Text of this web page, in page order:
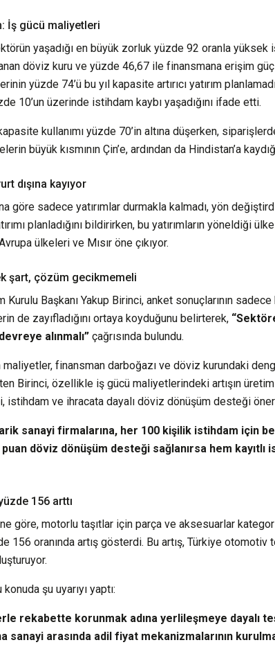
İş gücü maliyetleri
yaşadığı en büyük zorluk yüzde 92 oranla
döviz kuru ve yüzde 46,67 ile finansmana erişim
yüzde 74’ü bu yıl kapasite artırıcı yatırım
10’un üzerinde istihdam kaybı yaşadığını ifade etti.
kullanımı yüzde 70’in altına düşerken,
büyük kısmının Çin’e, ardından da Hindistan’a
dışına kayıyor
göre sadece yatırımlar durmakla kalmadı, yön
planladığını bildirirken, bu yatırımların yöneldiği
ülkeleri ve Mısır öne çıkıyor.
şart, çözüm gecikmemeli
Kurulu Başkanı Yakup Birinci, anket sonuçlarının
de zayıfladığını ortaya koyduğunu belirterek,
alınmalı” çağrısında bulundu.
maliyetler, finansman darboğazı ve döviz kurundaki
Birinci, özellikle iş gücü maliyetlerindeki artışın
istihdam ve ihracata dayalı döviz dönüşüm desteği
sanayi firmalarına, her 100 kişilik istihdam için
puan döviz dönüşüm desteği sağlanırsa hem
156 arttı
göre, motorlu taşıtlar için parça ve aksesuarlar
156 oranında artış gösterdi. Bu artış, Türkiye otomotiv
şu uyarıyı yaptı:
rekabette korunmak adına yerlileşmeye dayalı
sanayi arasında adil fiyat mekanizmalarının